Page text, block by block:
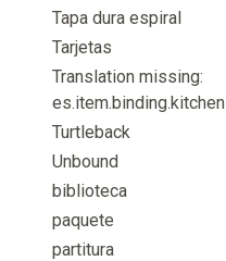
Tapa dura espiral
Tarjetas
Translation missing:
es.item.binding.kitchen
Turtleback
Unbound
biblioteca
paquete
partitura